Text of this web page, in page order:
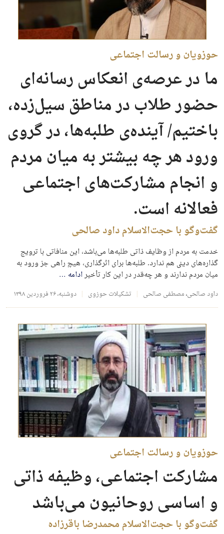
حوزویان و رسالت اجتماعی
ما در عرصه‌ی انعکاس رسانه‌ای
حضور طلاب در مناطق سیل‌زده،
باختیم/ آینده‌ی طلبه‌ها، در گروی
ورود هر چه بیشتر به میان مردم
و انجام مشارکت‌های اجتماعی
فعالانه است.
گفت‌وگو با حجت‌الاسلام داود صالحی
خدمت به مردم از وظایف ذاتی طلبه‌ها می‌باشد، این منافاتی با ترویج
گذاره‌های دینی هم ندارد. طلبه‌ها برای اثرگذاری، هیچ راهی جز ورود به
میان مردم ندارند و هر چه‌قدر در این کار تأخیرادامه …
داود صالحی،مصطفی صالحی تشکیلات حوزوی دوشنبه، ۲۶ فروردین ۱۳۹۸
حوزویان و رسالت اجتماعی
مشارکت اجتماعی، وظیفه‌ ذاتی
و اساسی روحانیون می‌باشد
گفت‌وگو با حجت‌الاسلام محمدرضا باقرزاده